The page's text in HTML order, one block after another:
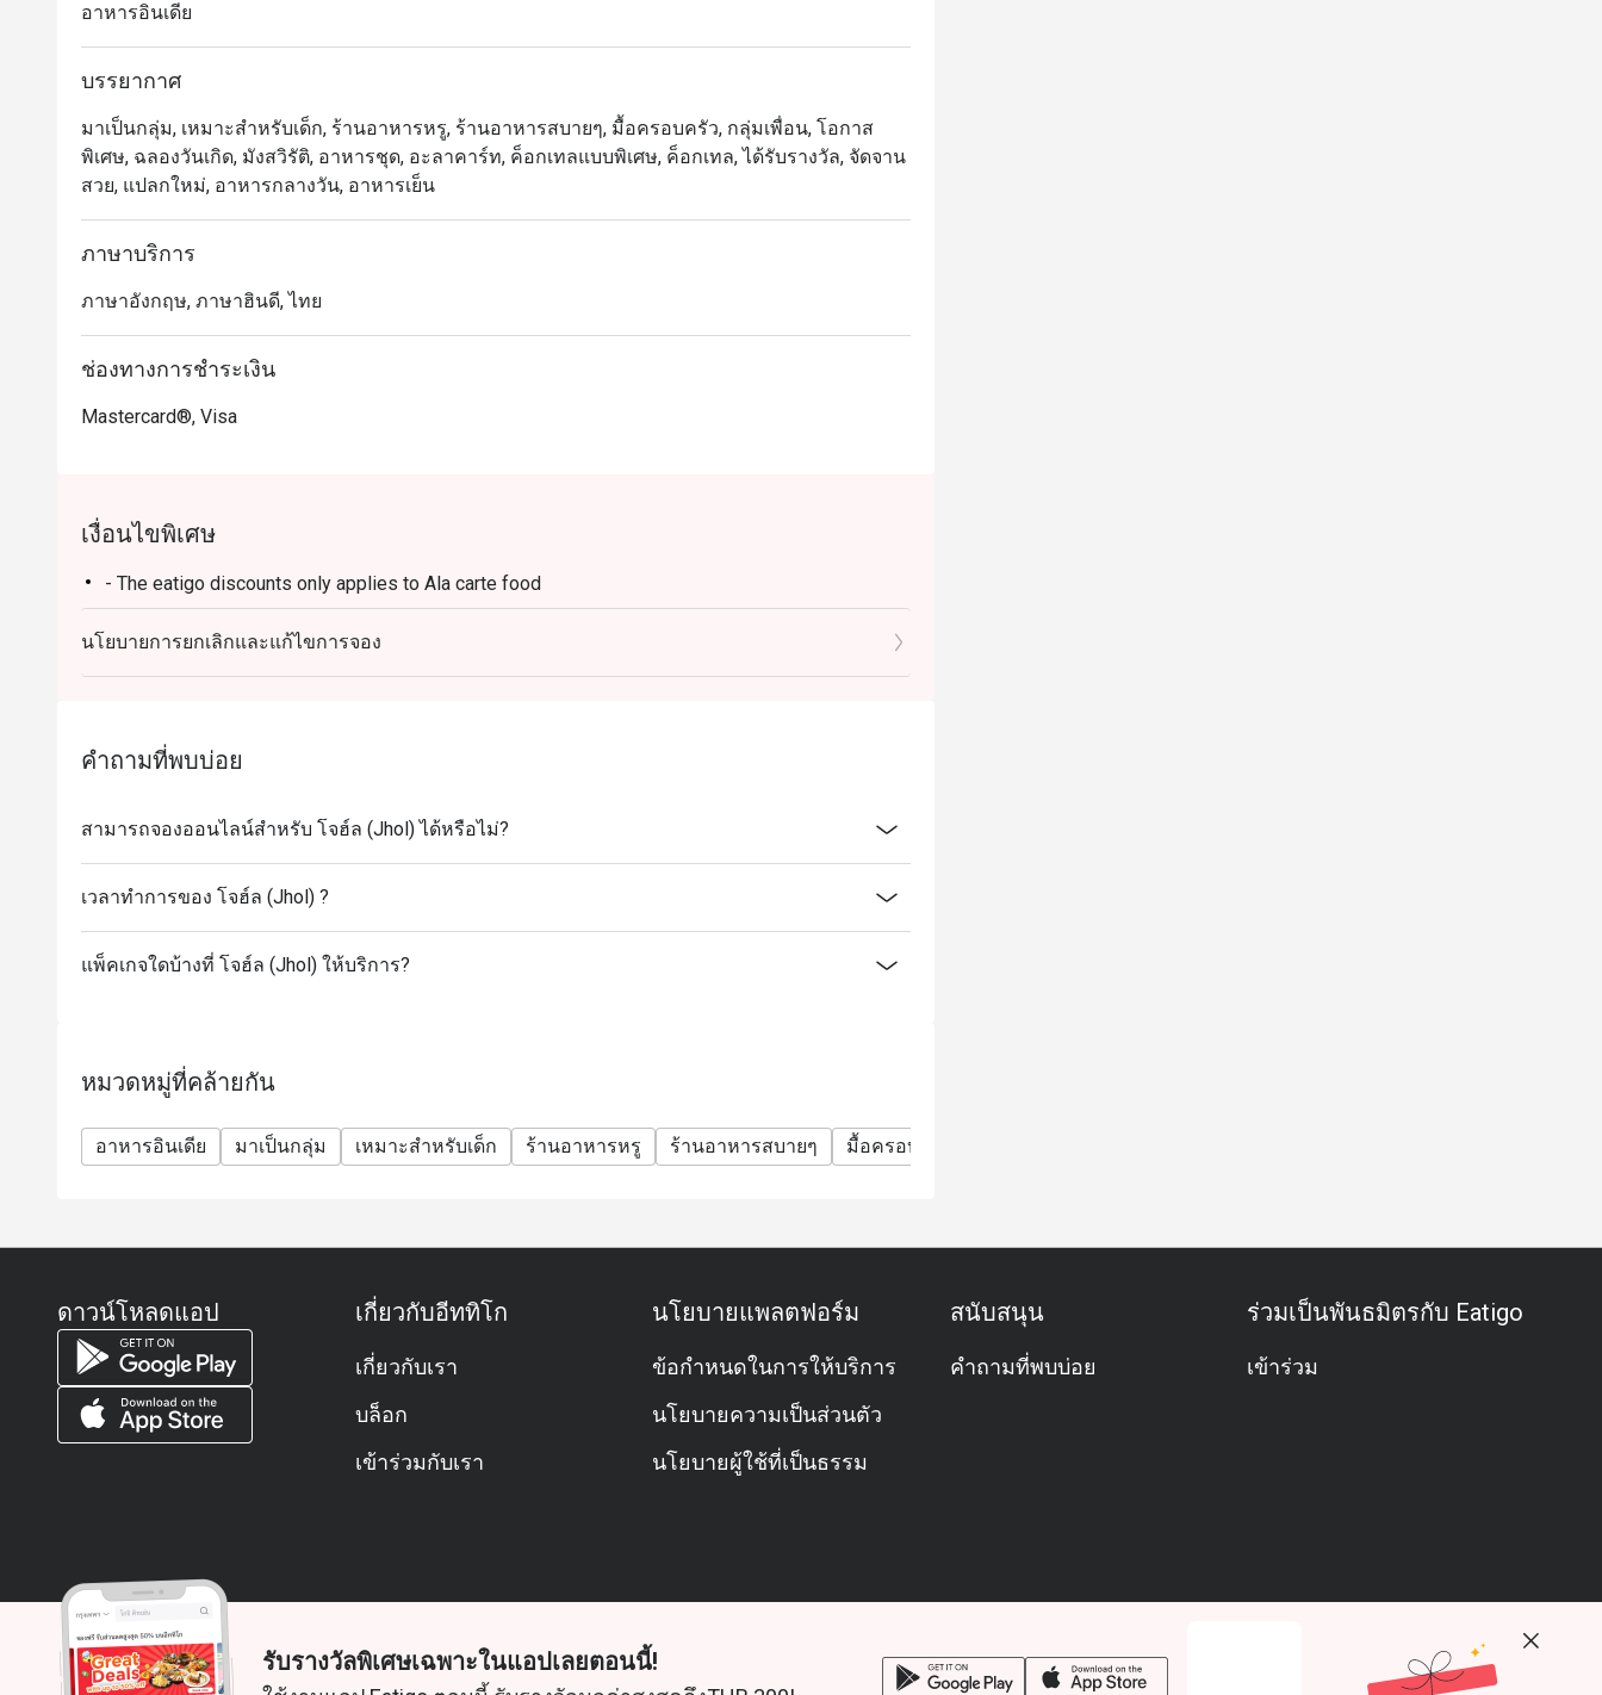
อาหารอินเดีย
บรรยากาศ
มาเป็นกลุ่ม, เหมาะสำหรับเด็ก, ร้านอาหารหรู, ร้านอาหารสบายๆ, มื้อครอบครัว, กลุ่มเพื่อน, โอกาส
พิเศษ, ฉลองวันเกิด, มังสวิรัติ, อาหารชุด, อะลาคาร์ท, ค็อกเทลแบบพิเศษ, ค็อกเทล, ได้รับรางวัล, จัดจาน
สวย, แปลกใหม่, อาหารกลางวัน, อาหารเย็น
ภาษาบริการ
ภาษาอังกฤษ, ภาษาฮินดี, ไทย
ช่องทางการชำระเงิน
Mastercard®, Visa
เงื่อนไขพิเศษ
- The eatigo discounts only applies to Ala carte food
นโยบายการยกเลิกและแก้ไขการจอง
คำถามที่พบบ่อย
สามารถจองออนไลน์สำหรับ โจฮ์ล (Jhol) ได้หรือไม่?
เวลาทำการของ โจฮ์ล (Jhol) ?
แพ็คเกจใดบ้างที่ โจฮ์ล (Jhol) ให้บริการ?
หมวดหมู่ที่คล้ายกัน
อาหารอินเดีย มาเป็นกลุ่ม เหมาะสำหรับเด็ก ร้านอาหารหรู ร้านอาหารสบายๆ มื้อครอบครัว
ดาวน์โหลดแอป เกี่ยวกับอีททิโก
เกี่ยวกับเรา
บล็อก
เข้าร่วมกับเรา
นโยบายแพลตฟอร์ม
ข้อกำหนดในการให้บริการ
นโยบายความเป็นส่วนตัว
นโยบายผู้ใช้ที่เป็นธรรม
สนับสนุน
คำถามที่พบบ่อย
ร่วมเป็นพันธมิตรกับ Eatigo
เข้าร่วม
© 2026 Zoek. สงวนลิขสิทธิ์
รับรางวัลพิเศษเฉพาะในแอปเลยตอนนี้!